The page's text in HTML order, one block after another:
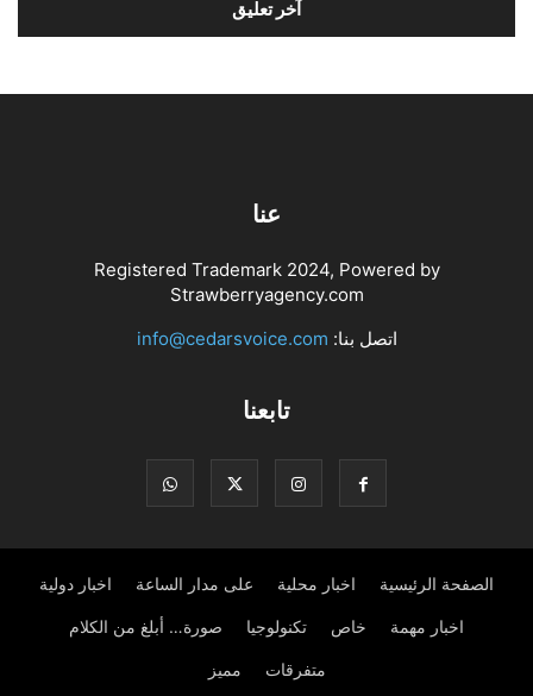
عنا
Registered Trademark 2024, Powered by
Strawberryagency.com
اتصل بنا: info@cedarsvoice.com
تابعنا
الصفحة الرئيسية اخبار محلية على مدار الساعة اخبار دولية
اخبار مهمة خاص تكنولوجيا صورة… أبلغ من الكلام
متفرقات مميز